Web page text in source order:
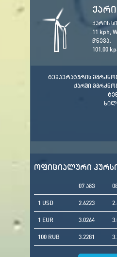
ქარის
11 kph,
წნევა:
101.00
ტემპერატურის
ქარში
ოფიციალური
07 აგვ
1 USD 2.6223
1 EUR 3.0264
100 RUB 3.2281